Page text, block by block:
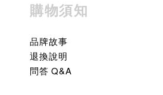
購物須知
品牌故事
退換說明
問答 Q&A